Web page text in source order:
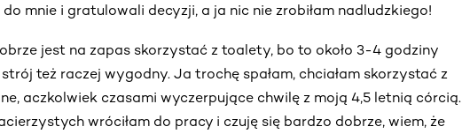
mnie i gratulowali decyzji, a ja nic nie zrobiłam nadludzkiego!
jest na zapas skorzystać z toalety, bo to około 3-4 godziny
też raczej wygodny. Ja trochę spałam, chciałam skorzystać z
aczkolwiek czasami wyczerpujące chwilę z moją 4,5 letnią córcią.
wróciłam do pracy i czuję się bardzo dobrze, wiem, że